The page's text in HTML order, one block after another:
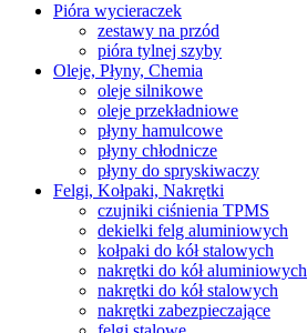
Pióra wycieraczek
zestawy na przód
pióra tylnej szyby
Oleje, Płyny, Chemia
oleje silnikowe
oleje przekładniowe
płyny hamulcowe
płyny chłodnicze
płyny do spryskiwaczy
Felgi, Kołpaki, Nakrętki
czujniki ciśnienia TPMS
dekielki felg aluminiowych
kołpaki do kół stalowych
nakrętki do kół aluminiowych
nakrętki do kół stalowych
nakrętki zabezpieczające